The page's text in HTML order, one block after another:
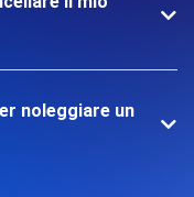
noleggiare un